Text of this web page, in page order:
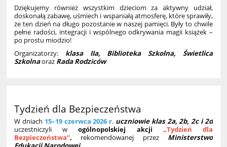
Dziękujemy również wszystkim dzieciom za aktywny udział,
doskonałą zabawę, uśmiech i wspaniałą atmosferę, które sprawiły,
że ten dzień na długo pozostanie w naszej pamięci. Były to chwile
pełne radości, integracji i wspólnego odkrywania magii książek –
po prostu miodzio!
Organizatorzy: klasa IIa, Biblioteka Szkolna, Świetlica
Szkolnaoraz Rada Rodziców
Tydzień dla Bezpieczeństwa
W dniach 15–19 czerwca 2026 r. uczniowie klas 2a, 2b, 2c i 2d
uczestniczyli w ogólnopolskiej akcji „Tydzień dla
Bezpieczeństwa”, rekomendowanej przez Ministerstwo